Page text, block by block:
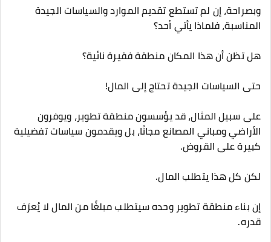
وبصراحة، إن لم تستطع تقديم الموارد والسياسات الجيدة
المناسبة، فلماذا يأتي أحد؟
هل تظن أن هذا المكان منطقة فقيرة نائية؟
حتى السياسات الجيدة تحتاج إلى المال!
على سبيل المثال، قد يؤسسون منطقة تطوير، ويوفرون
الأراضي ومباني المصانع مجانًا، بل ويقدمون سياسات تفضيلية
كبيرة على القروض.
لكن كل هذا يتطلب المال.
إن بناء منطقة تطوير وحده سيتطلب مبلغًا من المال لا يُعرَف
قدره.